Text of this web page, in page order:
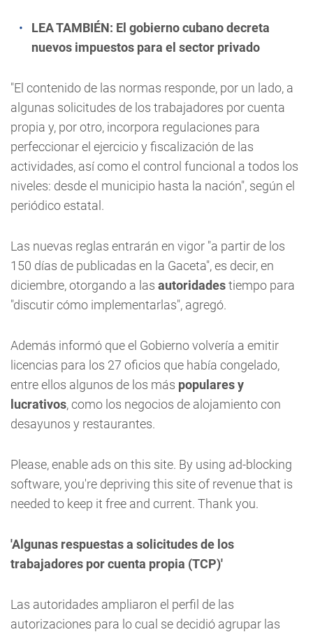
LEA TAMBIÉN: El gobierno cubano decreta
nuevos impuestos para el sector privado
"El contenido de las normas responde, por un lado, a
algunas solicitudes de los trabajadores por cuenta
propia y, por otro, incorpora regulaciones para
perfeccionar el ejercicio y fiscalización de las
actividades, así como el control funcional a todos los
niveles: desde el municipio hasta la nación", según el
periódico estatal.
Las nuevas reglas entrarán en vigor "a partir de los
150 días de publicadas en la Gaceta", es decir, en
diciembre, otorgando a las autoridadestiempo para
"discutir cómo implementarlas", agregó.
Además informó que el Gobierno volvería a emitir
licencias para los 27 oficios que había congelado,
entre ellos algunos de los más populares y
lucrativos, como los negocios de alojamiento con
desayunos y restaurantes.
Please, enable ads on this site. By using ad-blocking
software, you're depriving this site of revenue that is
needed to keep it free and current. Thank you.
'Algunas respuestas a solicitudes de los
trabajadores por cuenta propia (TCP)'
Las autoridades ampliaron el perfil de las
autorizaciones para lo cual se decidió agrupar las